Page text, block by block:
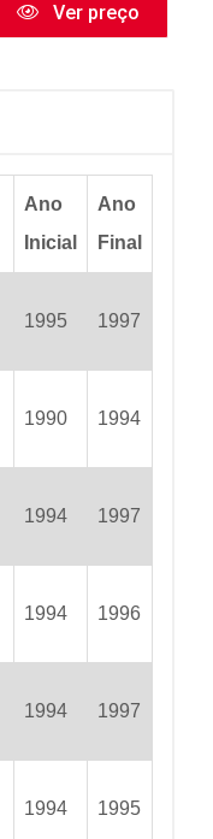
Ver preço
Ano
Inicial
Ano
Final
1995 1997
1990 1994
1994 1997
1994 1996
1994 1997
1994 1995